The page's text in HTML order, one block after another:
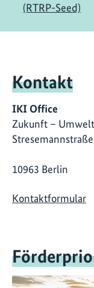
(RTRP-Seed)
Kontakt
IKI Office
Zukunft –
10963 Berlin
Kontaktformular